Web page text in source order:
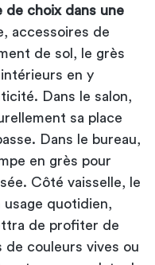
de choix dans une
accessoires de
de sol, le grès
en y
Dans le salon,
sa place
Dans le bureau,
en grès pour
Côté vaisselle, le
quotidien,
de profiter de
couleurs vives ou